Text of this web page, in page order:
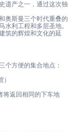
遗产之一，通过这次独
奥斯曼三个时代重叠的
水利工程和多层圣地。
筑的辉煌和文化的延
个方便的集合地点：
）
将返回相同的下车地